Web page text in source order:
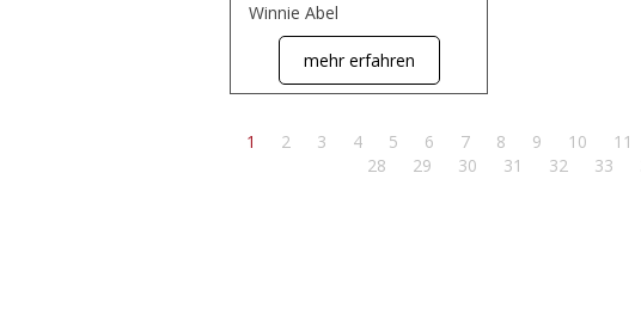
Winnie Abel
mehr erfahren
1 2 3 4 5 6 7 8 9 10 11
28
29 30 31 32 33